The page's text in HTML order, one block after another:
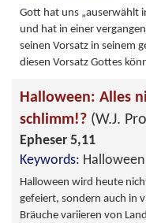
Gott hat uns „auserwählt
und hat in einer
seinen Vorsatz in seinem
diesen Vorsatz Gottes
Halloween: Alles
schlimm!? (W.J.
Epheser 5,11
Keywords:
Halloween wird heute
gefeiert, sondern auch in
Bräuche variieren von